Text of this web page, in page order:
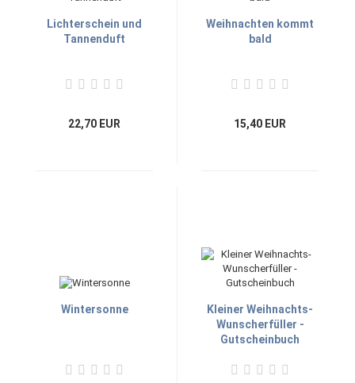
Lichterschein und
Tannenduft
22,70 EUR
Weihnachten kommt
bald
15,40 EUR
Wintersonne
Kleiner Weihnachts-
Wunscherfüller -
Gutscheinbuch